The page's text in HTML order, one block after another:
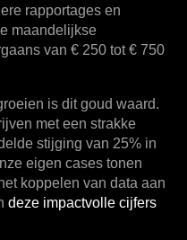
rapportages en
maandelijkse
van € 250 tot € 750
is dit goud waard.
met een strakke
stijging van 25% in
eigen cases tonen
koppelen van data aan
deze impactvolle cijfers